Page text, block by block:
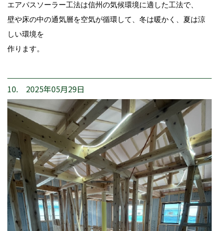
エアパスソーラー工法は信州の気候環境に適した工法で、
壁や床の中の通気層を空気が循環して、冬は暖かく、夏は涼
しい環境を
作ります。
10. 2025年05月29日